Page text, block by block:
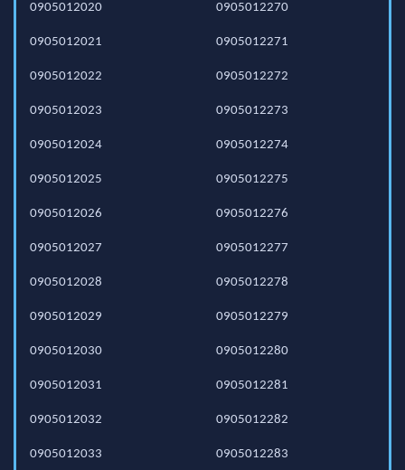
0905012020
0905012021
0905012022
0905012023
0905012024
0905012025
0905012026
0905012027
0905012028
0905012029
0905012030
0905012031
0905012032
0905012033
0905012270
0905012271
0905012272
0905012273
0905012274
0905012275
0905012276
0905012277
0905012278
0905012279
0905012280
0905012281
0905012282
0905012283